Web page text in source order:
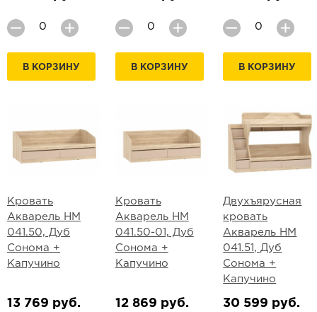
В КОРЗИНУ В КОРЗИНУ В КОРЗИНУ
Кровать
Акварель НМ
041.50, Дуб
Сонома +
Капучино
13 769 руб.
Кровать
Акварель НМ
041.50-01, Дуб
Сонома +
Капучино
12 869 руб.
Двухъярусная
кровать
Акварель НМ
041.51, Дуб
Сонома +
Капучино
30 599 руб.